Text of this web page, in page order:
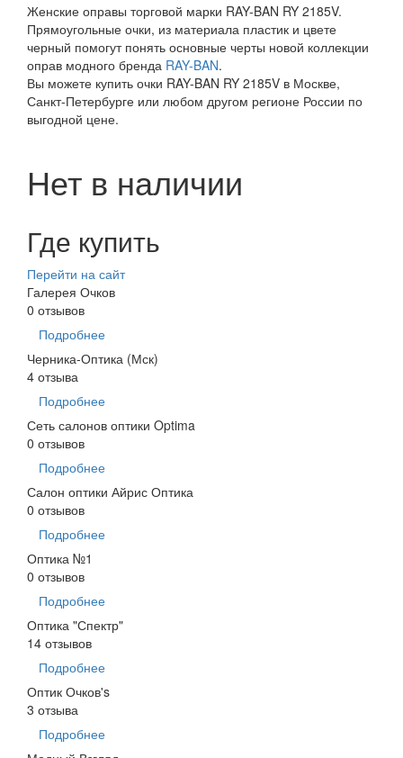
Женские оправы торговой марки RAY-BAN RY 2185V.
Прямоугольные очки, из материала пластик и цвете
черный помогут понять основные черты новой коллекции
оправ модного бренда RAY-BAN.
Вы можете купить очки RAY-BAN RY 2185V в Москве,
Санкт-Петербурге или любом другом регионе России по
выгодной цене.
Нет в наличии
Где купить
Перейти на сайт
Галерея Очков
0 отзывов
Подробнее
Черника-Оптика (Мск)
4 отзыва
Подробнее
Сеть салонов оптики Optima
0 отзывов
Подробнее
Салон оптики Айрис Оптика
0 отзывов
Подробнее
Оптика №1
0 отзывов
Подробнее
Оптика "Спектр"
14 отзывов
Подробнее
Оптик Очков's
3 отзыва
Подробнее